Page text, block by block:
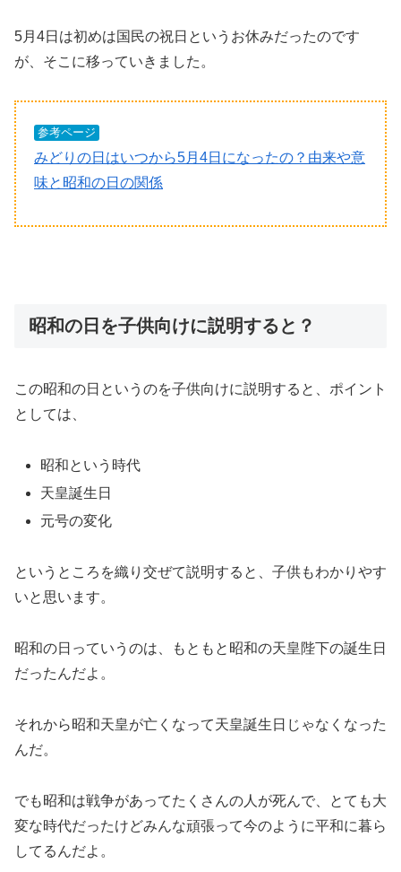
5月4日は初めは国民の祝日というお休みだったのです
が、そこに移っていきました。
参考ページ
みどりの日はいつから5月4日になったの？由来や意
味と昭和の日の関係
昭和の日を子供向けに説明すると？
この昭和の日というのを子供向けに説明すると、ポイント
としては、
昭和という時代
天皇誕生日
元号の変化
というところを織り交ぜて説明すると、子供もわかりやす
いと思います。
昭和の日っていうのは、もともと昭和の天皇陛下の誕生日
だったんだよ。
それから昭和天皇が亡くなって天皇誕生日じゃなくなった
んだ。
でも昭和は戦争があってたくさんの人が死んで、とても大
変な時代だったけどみんな頑張って今のように平和に暮ら
してるんだよ。